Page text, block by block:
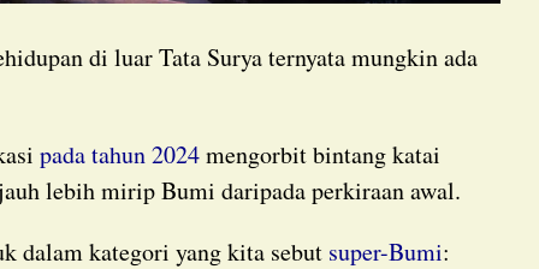
di luar Tata Surya ternyata mungkin ada
pada tahun 2024mengorbit bintang katai
lebih mirip Bumi daripada perkiraan awal.
dalam kategori yang kita sebut super-Bumi: